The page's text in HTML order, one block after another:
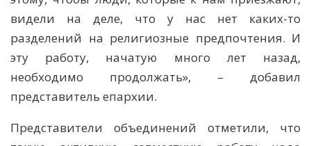
видели на деле, что у нас нет каких-то
разделений на религиозные предпочтения. И
эту работу, начатую много лет назад,
необходимо продолжать», – добавил
представитель епархии.
Представители объединений отметили, что